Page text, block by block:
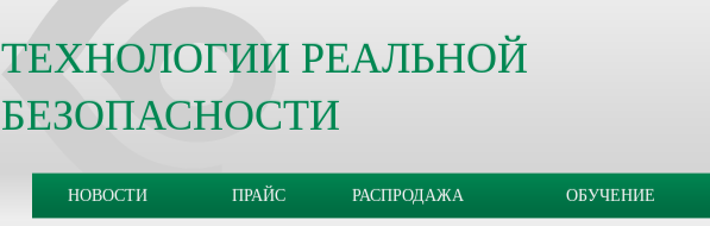
ТЕХНОЛОГИИ РЕАЛЬНОЙ
БЕЗОПАСНОСТИ
НОВОСТИ ПРАЙС РАСПРОДАЖА ОБУЧЕНИЕ